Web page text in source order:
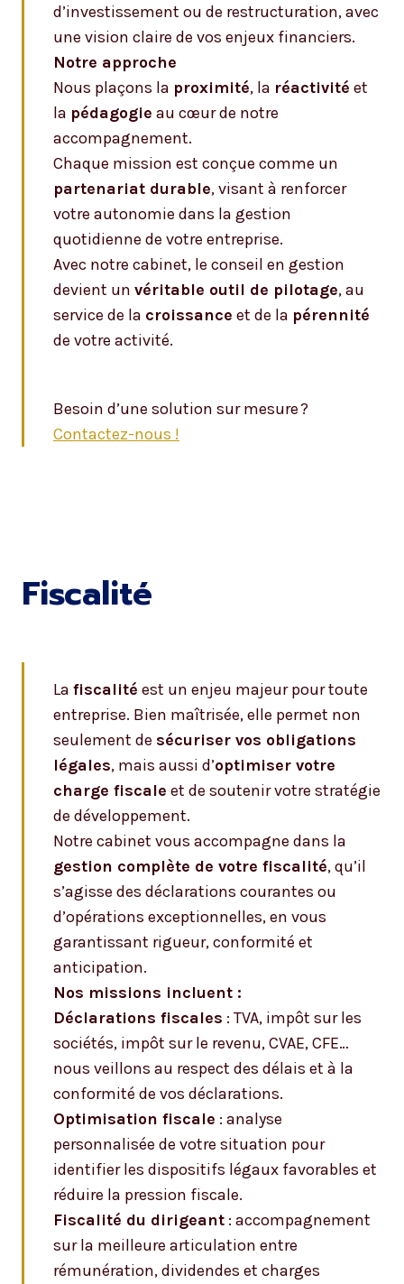
d’investissement ou de restructuration, avec
une vision claire de vos enjeux financiers.
Notre approche
Nous plaçons la proximité, la réactivité et
la pédagogie au cœur de notre
accompagnement.
Chaque mission est conçue comme un
partenariat durable, visant à renforcer
votre autonomie dans la gestion
quotidienne de votre entreprise.
Avec notre cabinet, le conseil en gestion
devient un véritable outil de pilotage, au
service de la croissance et de la pérennité
de votre activité.
Besoin d’une solution sur mesure ?
Contactez-nous !
Fiscalité
La fiscalité est un enjeu majeur pour toute
entreprise. Bien maîtrisée, elle permet non
seulement de sécuriser vos obligations
légales, mais aussi d’optimiser votre
charge fiscale et de soutenir votre stratégie
de développement.
Notre cabinet vous accompagne dans la
gestion complète de votre fiscalité, qu’il
s’agisse des déclarations courantes ou
d’opérations exceptionnelles, en vous
garantissant rigueur, conformité et
anticipation.
Nos missions incluent :
Déclarations fiscales : TVA, impôt sur les
sociétés, impôt sur le revenu, CVAE, CFE…
nous veillons au respect des délais et à la
conformité de vos déclarations.
Optimisation fiscale : analyse
personnalisée de votre situation pour
identifier les dispositifs légaux favorables et
réduire la pression fiscale.
Fiscalité du dirigeant : accompagnement
sur la meilleure articulation entre
rémunération, dividendes et charges